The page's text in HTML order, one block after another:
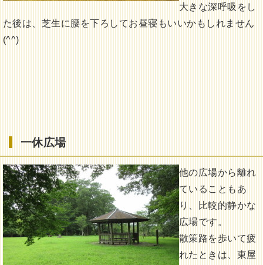
大きな深呼吸をし
た後は、芝生に腰を下ろしてお昼寝もいいかもしれません
(^^)
一休広場
他の広場から離れ
ていることもあ
り、比較的静かな
広場です。
散策路を歩いて疲
れたときは、東屋